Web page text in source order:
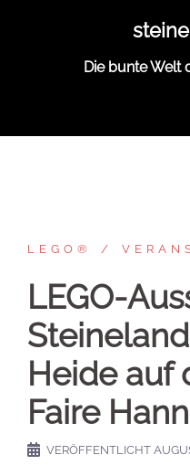
Die bunte Welt
LEGO®
LEGO-
Heide auf
Faire
VERÖFFENTLICHT